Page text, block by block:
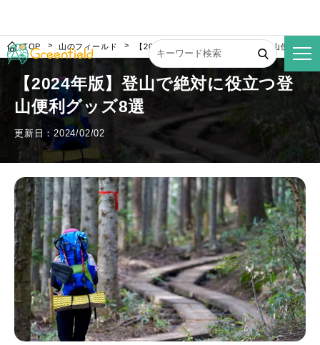
TOP 山のフィールド 【2024年版】登山で絶対に役立つ登山便利グッ
【2024年版】登山で絶対に役立つ登
山便利グッズ8選
更新日：2024/02/02